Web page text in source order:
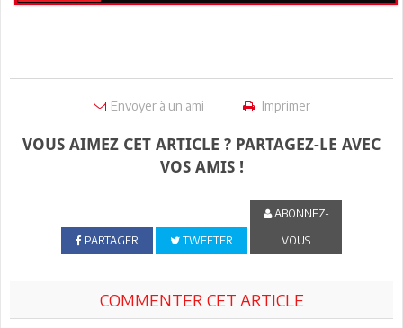
Envoyer à un ami Imprimer
VOUS AIMEZ CET ARTICLE ? PARTAGEZ-LE AVEC
VOS AMIS !
PARTAGER TWEETER
ABONNEZ-
VOUS
COMMENTER CET ARTICLE